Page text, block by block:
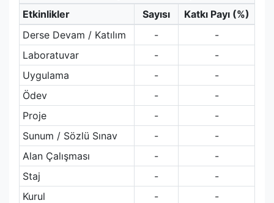
Etkinlikler
Sayısı
Katkı Payı (%)
Derse Devam / Katılım
-
-
Laboratuvar
-
-
Uygulama
-
-
Ödev
-
-
Proje
-
-
Sunum / Sözlü Sınav
-
-
Alan Çalışması
-
-
Staj
-
-
Kurul
-
-